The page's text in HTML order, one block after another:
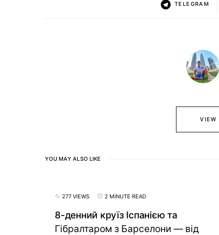
TELEGRAM
VIEW
YOU MAY ALSO LIKE
277 VIEWS 2 MINUTE READ
8-денний круїз Іспанією та
Гібралтаром з Барселони — від